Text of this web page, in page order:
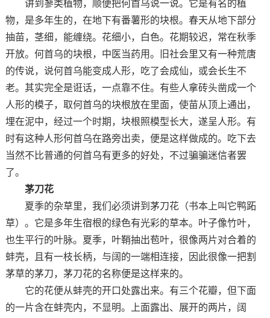
讲到蓼类植物，顺便把何首乌说一说。它是有名的植
物，是多年生的，在地下有番薯形的块根。春天从地下部分
抽苗，茎细，能缠绕。花细小，白色。花期较迟，常在秋季
开放。何首乌的块根，中医当药用。旧社会里又有一种荒唐
的传说，说何首乌能变成人形，吃了会成仙，或会长生不
老。其实完全是诳话，一点靠不住。有些人拿砖头凿成一个
人形的模子，取何首乌的块根放在里面，使苗从顶上通出，
埋在泥中，经过一个时期，块根照模型长大，遂呈人形。有
时有这种人形何首乌在路旁出卖，便是这样做成的。吃下去
当然不比普通的何首乌有更多的好处，不过骗骗迷信者罢
了。
茅刀花
夏季的杂草里，我们必须讲到茅刀花（书本上叫它鸭跖
草）。它是多年生宿根的绿色有光彩的草本。叶子像竹叶，
也生平行的叶脉。夏季，叶鞘抽出苞叶，很像两片对合着的
蚌壳，且有一枝长柄，与阔的一端相连接，因此很像一把割
茅草的茅刀，茅刀花的名称便是这样来的。
它的花便从蚌壳的开口处露出来。有三个花瓣，但下面
的一片含在蚌壳内，不显明。上面露出、展开的两片，阔